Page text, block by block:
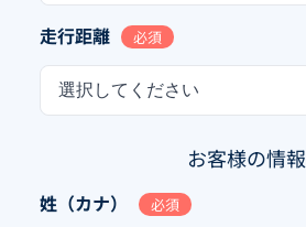
走行距離 必須
選択してください
お客様の情報
姓（カナ） 必須